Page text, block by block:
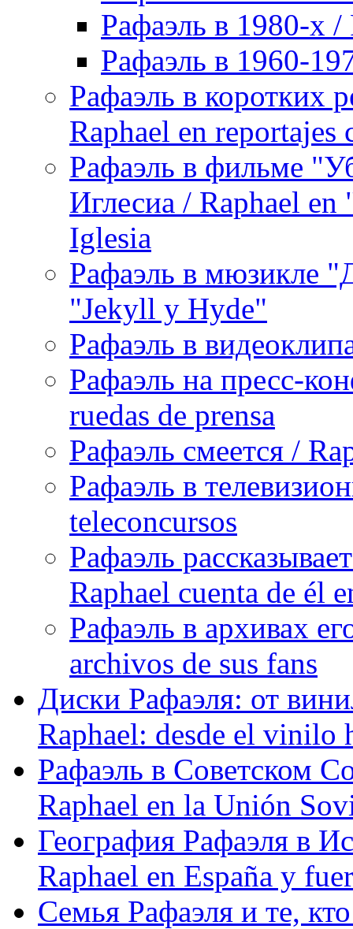
Рафаэль в 1980-х /
Рафаэль в 1960-
Рафаэль в коротких
Raphael en reportajes
Рафаэль в фильме
Иглесиа / Raphael
Iglesia
Рафаэль в мюзикле
"Jekyll y Hyde"
Рафаэль в
Рафаэль на пресс-
ruedas de prensa
Рафаэль смеется /
Рафаэль в
teleconcursos
Рафаэль
Raphael cuenta de él
Рафаэль в архивах
archivos de sus fans
Диски Рафаэля: от
Raphael: desde el vinilo
Рафаэль в Советском
Raphael en la Unión
География Рафаэля в
Raphael en España y
Семья Рафаэля и те,